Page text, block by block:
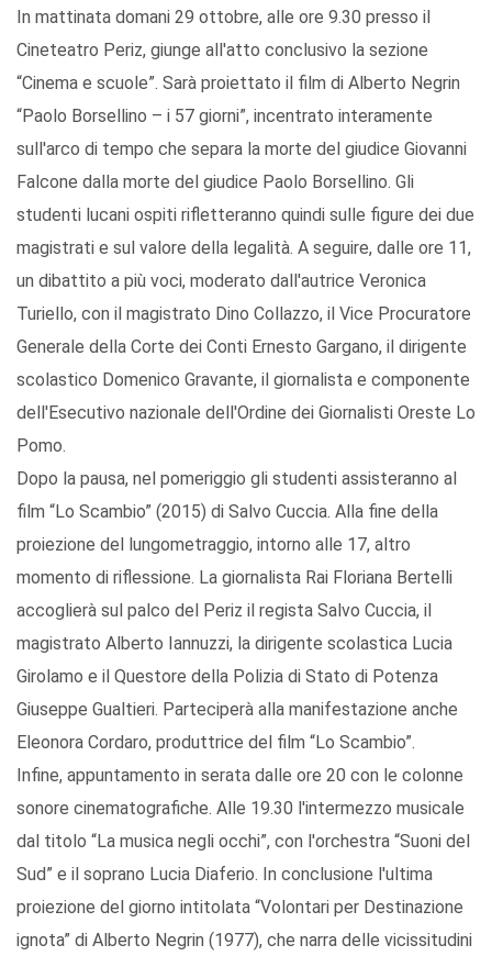
In mattinata domani 29 ottobre, alle ore 9.30 presso il
Cineteatro Periz, giunge all'atto conclusivo la sezione
“Cinema e scuole”. Sarà proiettato il film di Alberto Negrin
“Paolo Borsellino – i 57 giorni”, incentrato interamente
sull'arco di tempo che separa la morte del giudice Giovanni
Falcone dalla morte del giudice Paolo Borsellino. Gli
studenti lucani ospiti rifletteranno quindi sulle figure dei due
magistrati e sul valore della legalità. A seguire, dalle ore 11,
un dibattito a più voci, moderato dall'autrice Veronica
Turiello, con il magistrato Dino Collazzo, il Vice Procuratore
Generale della Corte dei Conti Ernesto Gargano, il dirigente
scolastico Domenico Gravante, il giornalista e componente
dell'Esecutivo nazionale dell'Ordine dei Giornalisti Oreste Lo
Pomo.
Dopo la pausa, nel pomeriggio gli studenti assisteranno al
film “Lo Scambio” (2015) di Salvo Cuccia. Alla fine della
proiezione del lungometraggio, intorno alle 17, altro
momento di riflessione. La giornalista Rai Floriana Bertelli
accoglierà sul palco del Periz il regista Salvo Cuccia, il
magistrato Alberto Iannuzzi, la dirigente scolastica Lucia
Girolamo e il Questore della Polizia di Stato di Potenza
Giuseppe Gualtieri. Parteciperà alla manifestazione anche
Eleonora Cordaro, produttrice del film “Lo Scambio”.
Infine, appuntamento in serata dalle ore 20 con le colonne
sonore cinematografiche. Alle 19.30 l'intermezzo musicale
dal titolo “La musica negli occhi”, con l'orchestra “Suoni del
Sud” e il soprano Lucia Diaferio. In conclusione l'ultima
proiezione del giorno intitolata “Volontari per Destinazione
ignota” di Alberto Negrin (1977), che narra delle vicissitudini